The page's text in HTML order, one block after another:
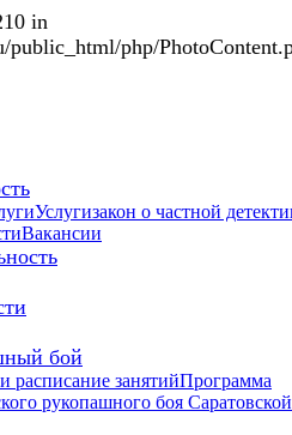
in
public_html/php/
Услугизакон о частной
Вакансии
бой
расписание занятийПрограмма
рукопашного боя Саратовской